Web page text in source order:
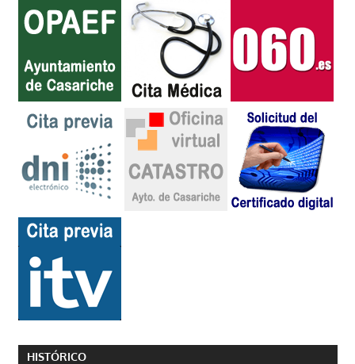
HISTÓRICO